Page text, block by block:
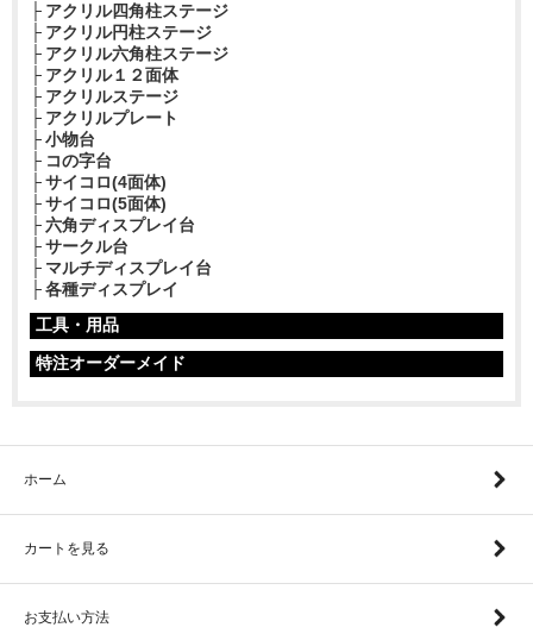
アクリル四角柱ステージ
アクリル円柱ステージ
アクリル六角柱ステージ
アクリル１２面体
アクリルステージ
アクリルプレート
小物台
コの字台
サイコロ(4面体)
サイコロ(5面体)
六角ディスプレイ台
サークル台
マルチディスプレイ台
各種ディスプレイ
工具・用品
特注オーダーメイド
ホーム
カートを見る
お支払い方法